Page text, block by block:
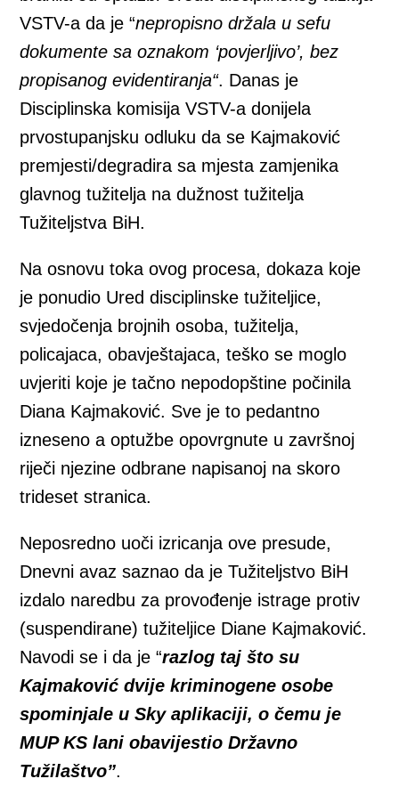
VSTV-a da je “nepropisno držala u sefu
dokumente sa oznakom ‘povjerljivo’, bez
propisanog evidentiranja“. Danas je
Disciplinska komisija VSTV-a donijela
prvostupanjsku odluku da se Kajmaković
premjesti/degradira sa mjesta zamjenika
glavnog tužitelja na dužnost tužitelja
Tužiteljstva BiH.
Na osnovu toka ovog procesa, dokaza koje
je ponudio Ured disciplinske tužiteljice,
svjedočenja brojnih osoba, tužitelja,
policajaca, obavještajaca, teško se moglo
uvjeriti koje je tačno nepodopštine počinila
Diana Kajmaković. Sve je to pedantno
izneseno a optužbe opovrgnute u završnoj
riječi njezine odbrane napisanoj na skoro
trideset stranica.
Neposredno uoči izricanja ove presude,
Dnevni avaz saznao da je Tužiteljstvo BiH
izdalo naredbu za provođenje istrage protiv
(suspendirane) tužiteljice Diane Kajmaković.
Navodi se i da je “razlog taj što su
Kajmaković dvije kriminogene osobe
spominjale u Sky aplikaciji, o čemu je
MUP KS lani obavijestio Državno
Tužilaštvo”.